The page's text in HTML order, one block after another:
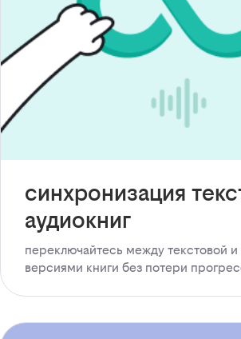
синхронизация
аудиокниг
переключайтесь между текстовой и
версиями книги без потери